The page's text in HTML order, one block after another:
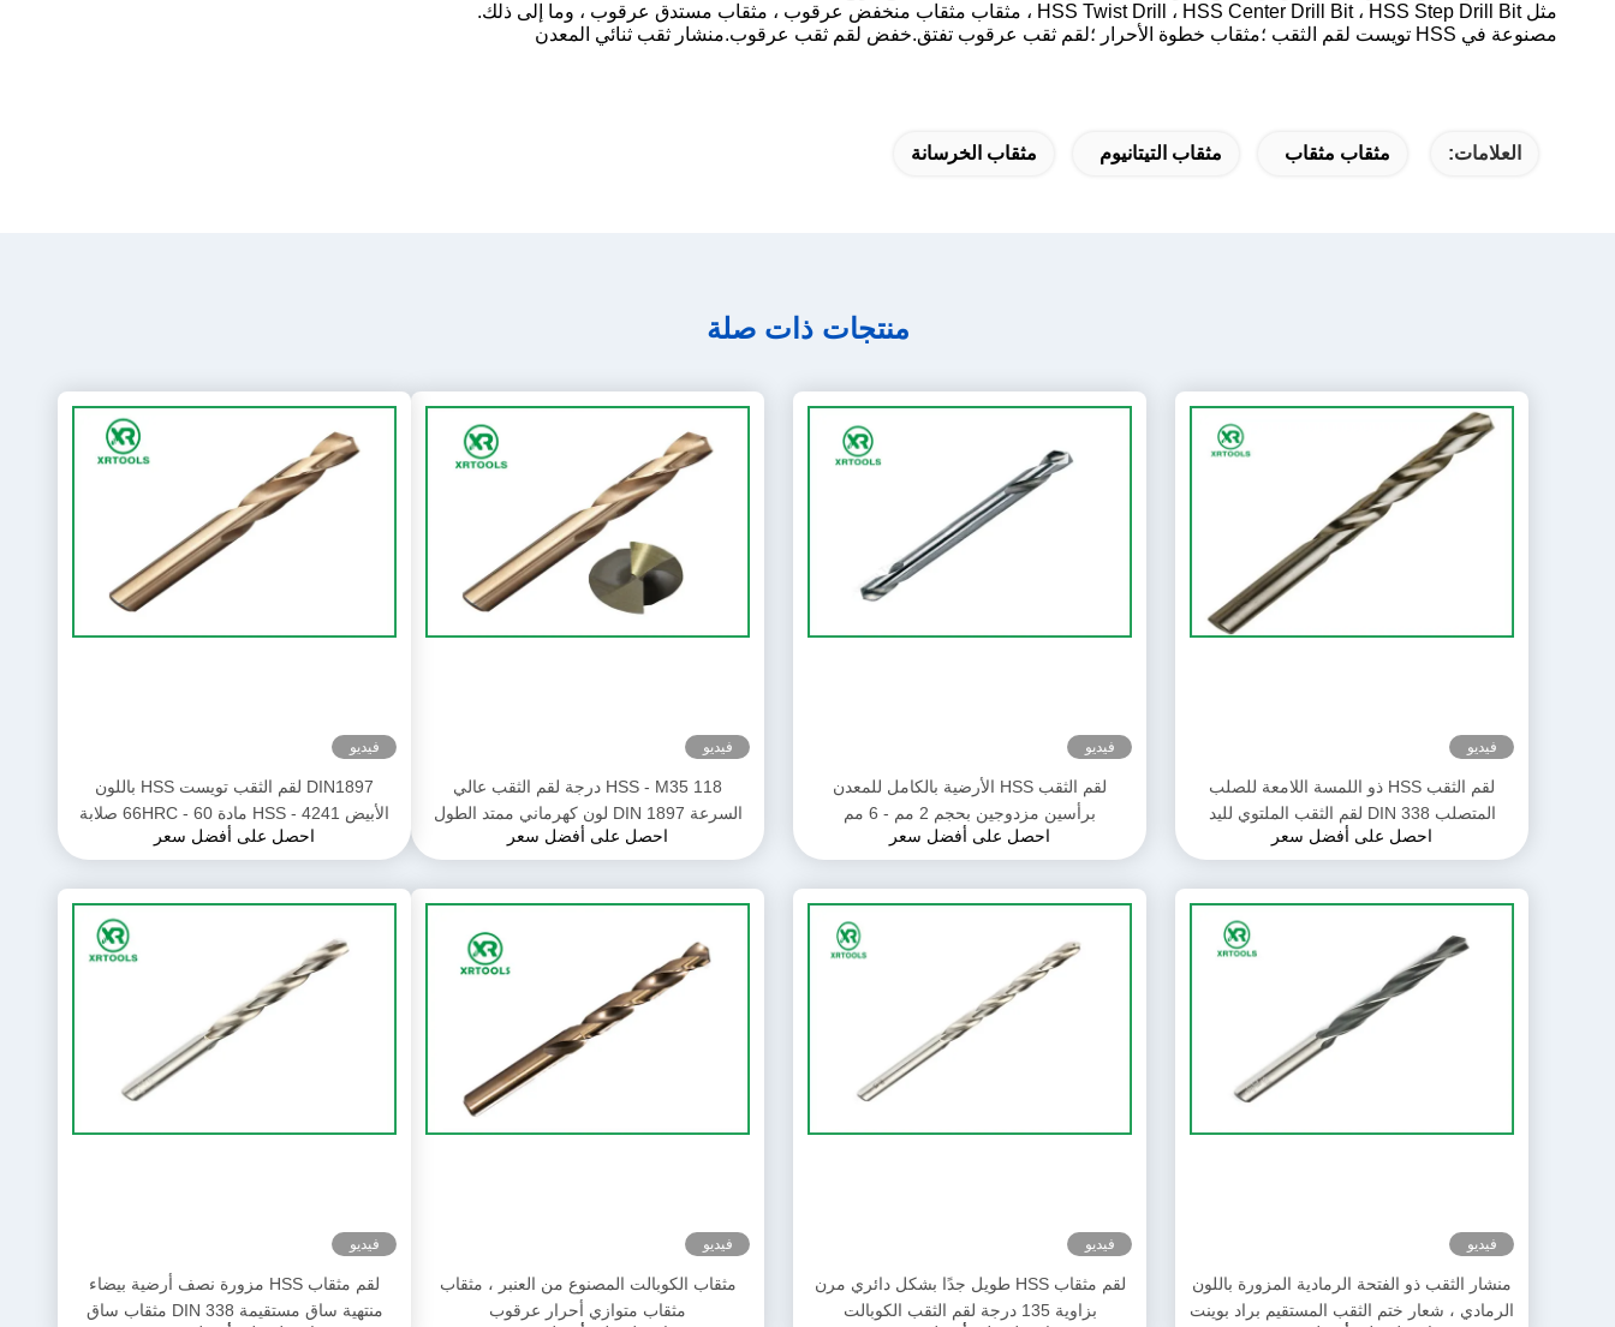
مثل HSS Twist Drill ، HSS Center Drill Bit ، HSS Step Drill Bit ، مثقاب مثقاب منخفض عرقوب ، مثقاب مستدق عرقوب ، وما إلى ذلك.
مصنوعة في HSS تويست لقم الثقب ؛مثقاب خطوة الأحرار ؛لقم ثقب عرقوب تفتق.خفض لقم ثقب عرقوب.منشار ثقب ثنائي المعدن
العلامات: مثقاب مثقاب مثقاب التيتانيوم مثقاب الخرسانة
منتجات ذات صلة
فيديو
لقم الثقب HSS ذو اللمسة اللامعة للصلب
المتصلب DIN 338 لقم الثقب الملتوي لليد
اليسرى والساق المستقيمة
احصل على أفضل سعر
فيديو
لقم الثقب HSS الأرضية بالكامل للمعدن
برأسين مزدوجين بحجم 2 مم - 6 مم
احصل على أفضل سعر
فيديو
HSS - M35 118 درجة لقم الثقب عالي
السرعة DIN 1897 لون كهرماني ممتد الطول
احصل على أفضل سعر
فيديو
DIN1897 لقم الثقب تويست HSS باللون
الأبيض HSS - 4241 مادة 60 - 66HRC صلابة
احصل على أفضل سعر
فيديو
منشار الثقب ذو الفتحة الرمادية المزورة باللون
الرمادي ، شعار ختم الثقب المستقيم براد بوينت
فيديو
لقم مثقاب HSS طويل جدًا بشكل دائري مرن
بزاوية 135 درجة لقم الثقب الكوبالت
فيديو
مثقاب الكوبالت المصنوع من العنبر ، مثقاب
مثقاب متوازي أحرار عرقوب
فيديو
لقم مثقاب HSS مزورة نصف أرضية بيضاء
منتهية ساق مستقيمة DIN 338 مثقاب ساق